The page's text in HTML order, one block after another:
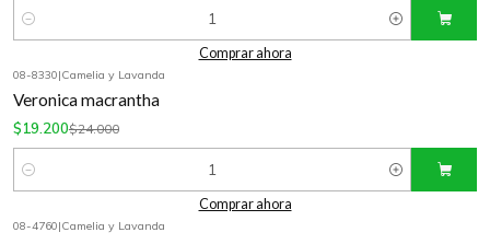
Cantidad
Comprar ahora
08-8330|Camelia y Lavanda
Veronica macrantha
$19.200$24.000
Cantidad
Comprar ahora
08-4760|Camelia y Lavanda